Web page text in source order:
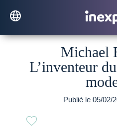
Michael
L’inventeur
Publié le 05/02/